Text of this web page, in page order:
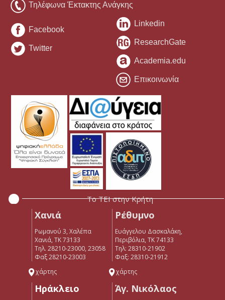
Τηλέφωνα Έκτακτης Ανάγκης
Facebook
Twitter
Linkedin
ResearchGate
Academia.edu
Επικοινωνία
Το ΤΕΙ στην Κρήτη
Χανιά
Ρωμανού 3, Χαλέπα
Χανιά, ΤΚ 73133
Τηλ. 28210-23000, 23058
Φαξ 28210-23003
χάρτης
Ρέθυμνο
Ευάγγελου Δασκαλάκη,
Περιβόλια, ΤΚ 74133
Tηλ: 28310-21902
Φαξ: 28310-21912
χάρτης
Ηράκλειο Άγ. Νικόλαος